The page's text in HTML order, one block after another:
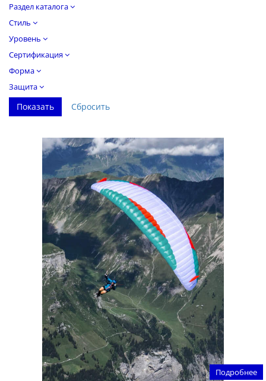
Раздел каталога
Стиль
Уровень
Сертификация
Форма
Защита
Подробнее